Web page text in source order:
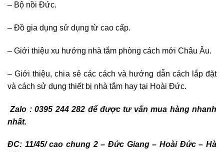
– Bộ nồi Đức.
– Đồ gia dụng sử dụng từ cao cấp.
– Giới thiệu xu hướng nhà tắm phòng cách mới Châu Âu.
– Giới thiệu, chia sẻ các cách và hướng dẫn cách lắp đặt
và cách sử dụng thiết bị nhà tắm hay tại Hoài Đức.
Zalo : 0395 244 282 để được tư vấn mua hàng nhanh
nhất.
ĐC: 11/45/ cao chung 2 – Đức Giang – Hoài Đức – Hà